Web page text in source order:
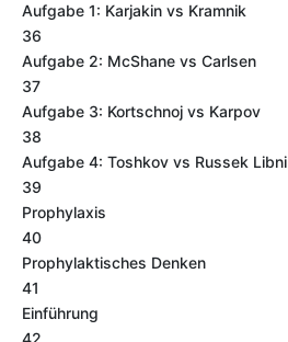
Aufgabe 1: Karjakin vs Kramnik
36
Aufgabe 2: McShane vs Carlsen
37
Aufgabe 3: Kortschnoj vs Karpov
38
Aufgabe 4: Toshkov vs Russek Libni
39
Prophylaxis
40
Prophylaktisches Denken
41
Einführung
42